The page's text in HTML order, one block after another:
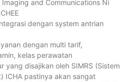
and Communications Ni
dengan system antrian
dengan multi tarif,
kelas perawatan
yang disajikan oleh SIMRS (Sistem
ICHA pastinya akan sangat